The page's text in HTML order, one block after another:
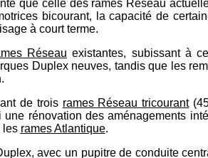
que celle des rames Réseau
bicourant, la capacité de
à court terme.
Réseau existantes, subissant à
Duplex neuves, tandis que les
de trois rames Réseau tricourant
rénovation des aménagements
les rames Atlantique.
avec un pupitre de conduite